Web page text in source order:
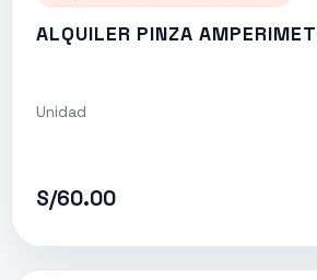
ALQUILER PINZA
Unidad
S/60.00